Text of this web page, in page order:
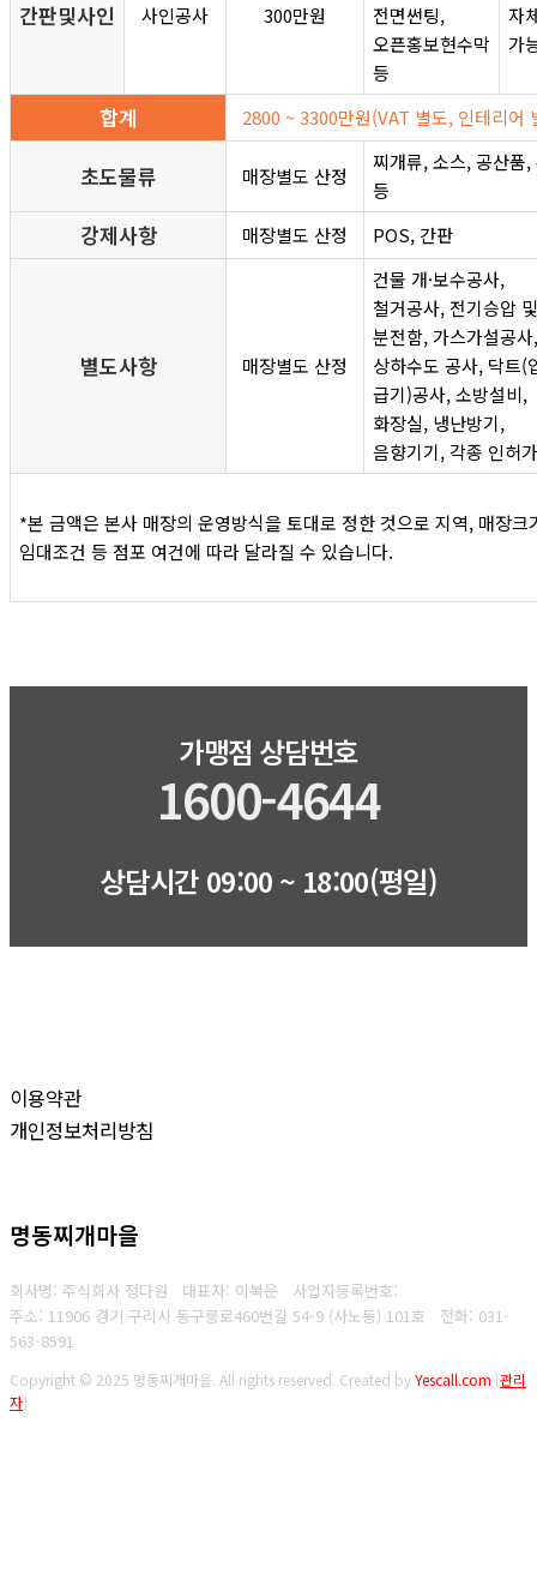
간판및사인 사인공사 300만원
전면썬팅,
오픈홍보현수막
등
자
가
합계 2800 ~ 3300만원(VAT 별도, 인테리어
초도물류 매장별도 산정
찌개류, 소스, 공산품,
등
강제사항 매장별도 산정 POS, 간판
별도사항 매장별도 산정
건물 개·보수공사,
철거공사, 전기승압 및
분전함, 가스가설공사,
상하수도 공사, 닥트(
급기)공사, 소방설비,
화장실, 냉난방기,
음향기기, 각종 인허가
*본 금액은 본사 매장의 운영방식을 토대로 정한 것으로 지역, 매장크
임대조건 등 점포 여건에 따라 달라질 수 있습니다.
가맹점 상담번호
1600-4644
상담시간 09:00 ~ 18:00(평일)
이용약관
개인정보처리방침
명동찌개마을
회사명: 주식회사 정다원 대표자: 이복운 사업자등록번호:
주소: 11906 경기 구리시 동구릉로460번길 54-9 (사노동) 101호 전화: 031-
563-8591
Copyright © 2025 명동찌개마을. All rights reserved. Created byYescall.com [관리
자]